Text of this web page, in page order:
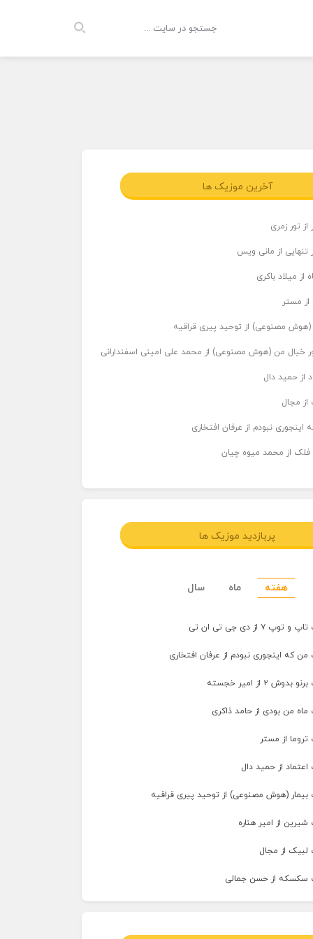
آخرین موزیک ها
تور زمری
تنهایی از مانی ویس
از میلاد باکری
از مستر
(هوش مصنوعی) از توحید پیری قراقیه
خیال من (هوش مصنوعی) از محمد علی امینی اسفندارانی
از حمید دال
از مجال
اینجوری نبودم از عرفان افتخاری
فلک از محمد میوه چیان
پربازدید موزیک ها
هفته ماه سال
۷ از دی جی تی ان تی
من که اینجوری نبودم از عرفان افتخاری
۲ از امیر خجسته
ماه من بودی از حامد ذاکری
تروما از مستر
اعتماد از حمید دال
بیمار (هوش مصنوعی) از توحید پیری قراقیه
شیرین از امیر هناره
لبیک از مجال
سکسکه از حسن جمالی